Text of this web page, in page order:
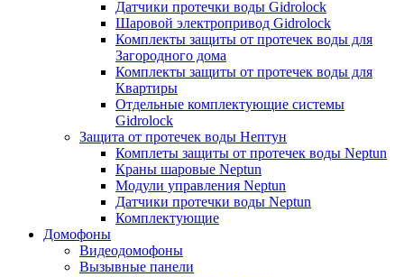
Датчики протечки воды Gidrolock
Шаровой электропривод Gidrolock
Комплекты защиты от протечек воды для
Загородного дома
Комплекты защиты от протечек воды для
Квартиры
Отдельные комплектующие системы
Gidrolock
Защита от протечек воды Нептун
Комплеты защиты от протечек воды Neptun
Краны шаровые Neptun
Модули управления Neptun
Датчики протечки воды Neptun
Комплектующие
Домофоны
Видеодомофоны
Вызывные панели